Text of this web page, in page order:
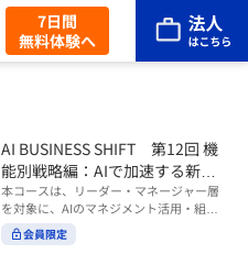
7日間
無料体験へ
AI BUSINESS SHIFT 第12回 機
能別戦略編：AIで加速する新規
事業の創出
本コースは、リーダー・マネージャー層
を対象に、AIのマネジメント活用・組織
活用を体系的に学ぶ 『AI BUSINESS SHI
FTシリーズ（全12回）』の第12回で
会員限定